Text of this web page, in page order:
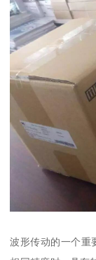
波形传动的一个重